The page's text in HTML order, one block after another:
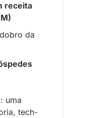
receita
da
uma
tech-